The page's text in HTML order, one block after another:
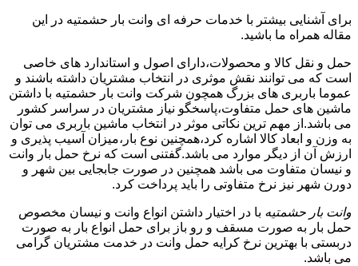
برای آشنایی بیشتر با خدمات حرفه ای وانت بار حشمتیه در این
مقاله همراه ما باشید.
حمل و نقل کالا و محصولات،دارای اصول و استاندارد های خاصی
است که می توانند نقش موثری در انتخاب مشتریان داشته باشند و
عموما باربری های بزرگ همچون شرکت وانت بار حشمتیه با داشتن
ماشین های حمل متفاوت،پاسخگو نیاز مشتریان در سراسر کشور
می باشد.از مهم ترین نکاتی موثر در انتخاب ماشین باربری می توان
به وزن و ابعاد کالا اشاره کرد،همچنین نوع بار،میزان آسیب پذیری و
ارزش آن از دیگر موارد می باشد.گفتنی است که نرخ حمل بار وانت
و نیسان متفاوت می باشد همچنین در صورت جابجایی بین شهر و
دورن شهر نیز نرخ متفاوتی را باید پرداخت کرد.
وانت بار حشمتیه با در اختیار داشتن انواع وانت و نیسان مخصوص
حمل بار به صورت مسقف و رو باز برای حمل انواع بار به صورت
دربستی با بهترین نرخ کرایه حمل وانت در خدمت مشتریان گرامی
می باشد.